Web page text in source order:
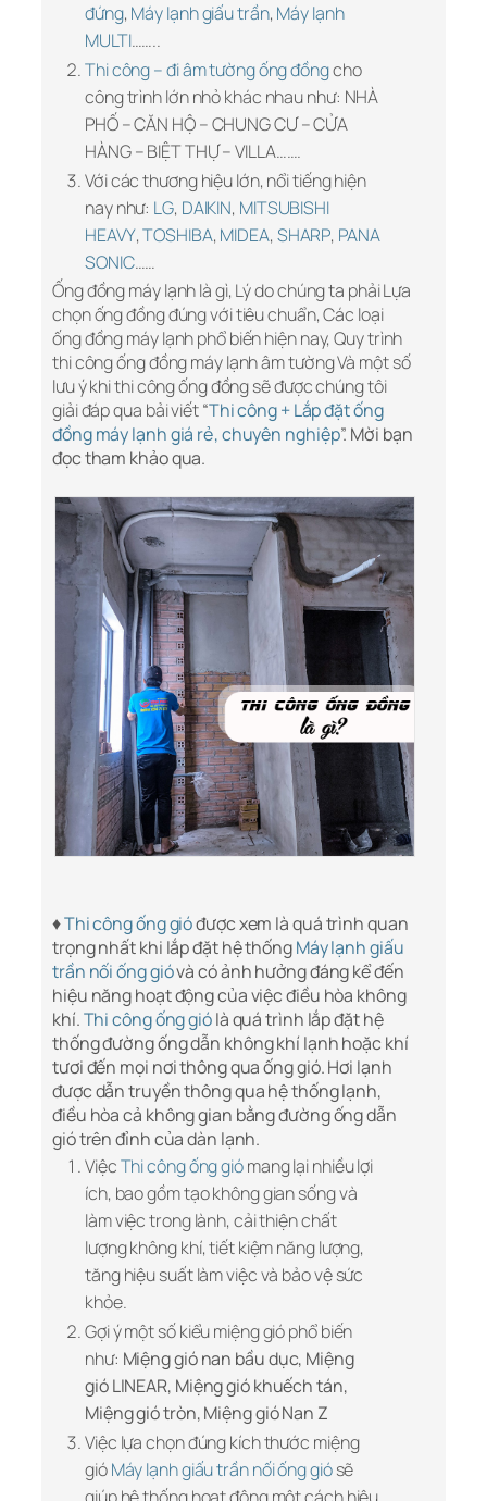
đứng, Máy lạnh giấu trần, Máy lạnh
MULTI……..
Thi công – đi âm tường ống đồngcho
công trình lớn nhỏ khác nhau như: NHÀ
PHỐ – CĂN HỘ – CHUNG CƯ – CỬA
HÀNG – BIỆT THỰ – VILLA…….
Với các thương hiệu lớn, nổi tiếng hiện
nay như: LG, DAIKIN, MITSUBISHI
HEAVY,TOSHIBA, MIDEA, SHARP, PANA
SONIC……
Ống đồng máy lạnh là gì, Lý do chúng ta phải Lựa
chọn ống đồng đúng với tiêu chuẩn, Các loại
ống đồng máy lạnh phổ biến hiện nay, Quy trình
thi công ống đồng máy lạnh âm tường Và một số
lưu ý khi thi công ống đồng sẽ được chúng tôi
giải đáp qua bải viết“Thi công + Lắp đặt ống
đồng máy lạnh giá rẻ, chuyên nghiệp”. Mời bạn
đọc tham khảo qua.
♦Thi công ống gióđược xem là quá trình quan
trọng nhất khi lắp đặt hệ thốngMáy lạnh giấu
trần nối ống gióvà có ảnh hưởng đáng kể đến
hiệu năng hoạt động của việc điều hòa không
khí.Thi công ống giólà quá trình lắp đặt hệ
thống đường ống dẫn không khí lạnh hoặc khí
tươi đến mọi nơi thông qua ống gió. Hơi lạnh
được dẫn truyền thông qua hệ thống lạnh,
điều hòa cả không gian bằng đường ống dẫn
gió trên đỉnh của dàn lạnh.
ViệcThi công ống giómang lại nhiều lợi
ích, bao gồm tạo không gian sống và
làm việc trong lành, cải thiện chất
lượng không khí, tiết kiệm năng lượng,
tăng hiệu suất làm việc và bảo vệ sức
khỏe.
Gợi ý một số kiểu miệng gió phổ biến
như: Miệng gió nan bầu dục, Miệng
gió LINEAR, Miệng gió khuếch tán,
Miệng gió tròn, Miệng gió Nan Z
Việc lựa chọn đúng kích thước miệng
gióMáy lạnh giấu trần nối ống giósẽ